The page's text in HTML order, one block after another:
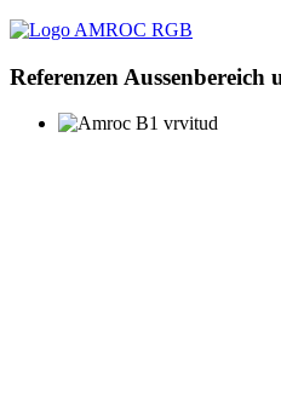
Referenzen Aussenbereich